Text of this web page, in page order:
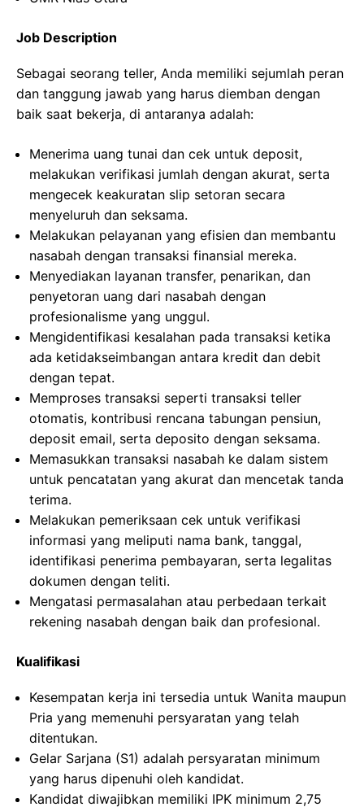
Job Description
Sebagai seorang teller, Anda memiliki sejumlah peran
dan tanggung jawab yang harus diemban dengan
baik saat bekerja, di antaranya adalah:
Menerima uang tunai dan cek untuk deposit,
melakukan verifikasi jumlah dengan akurat, serta
mengecek keakuratan slip setoran secara
menyeluruh dan seksama.
Melakukan pelayanan yang efisien dan membantu
nasabah dengan transaksi finansial mereka.
Menyediakan layanan transfer, penarikan, dan
penyetoran uang dari nasabah dengan
profesionalisme yang unggul.
Mengidentifikasi kesalahan pada transaksi ketika
ada ketidakseimbangan antara kredit dan debit
dengan tepat.
Memproses transaksi seperti transaksi teller
otomatis, kontribusi rencana tabungan pensiun,
deposit email, serta deposito dengan seksama.
Memasukkan transaksi nasabah ke dalam sistem
untuk pencatatan yang akurat dan mencetak tanda
terima.
Melakukan pemeriksaan cek untuk verifikasi
informasi yang meliputi nama bank, tanggal,
identifikasi penerima pembayaran, serta legalitas
dokumen dengan teliti.
Mengatasi permasalahan atau perbedaan terkait
rekening nasabah dengan baik dan profesional.
Kualifikasi
Kesempatan kerja ini tersedia untuk Wanita maupun
Pria yang memenuhi persyaratan yang telah
ditentukan.
Gelar Sarjana (S1) adalah persyaratan minimum
yang harus dipenuhi oleh kandidat.
Kandidat diwajibkan memiliki IPK minimum 2,75